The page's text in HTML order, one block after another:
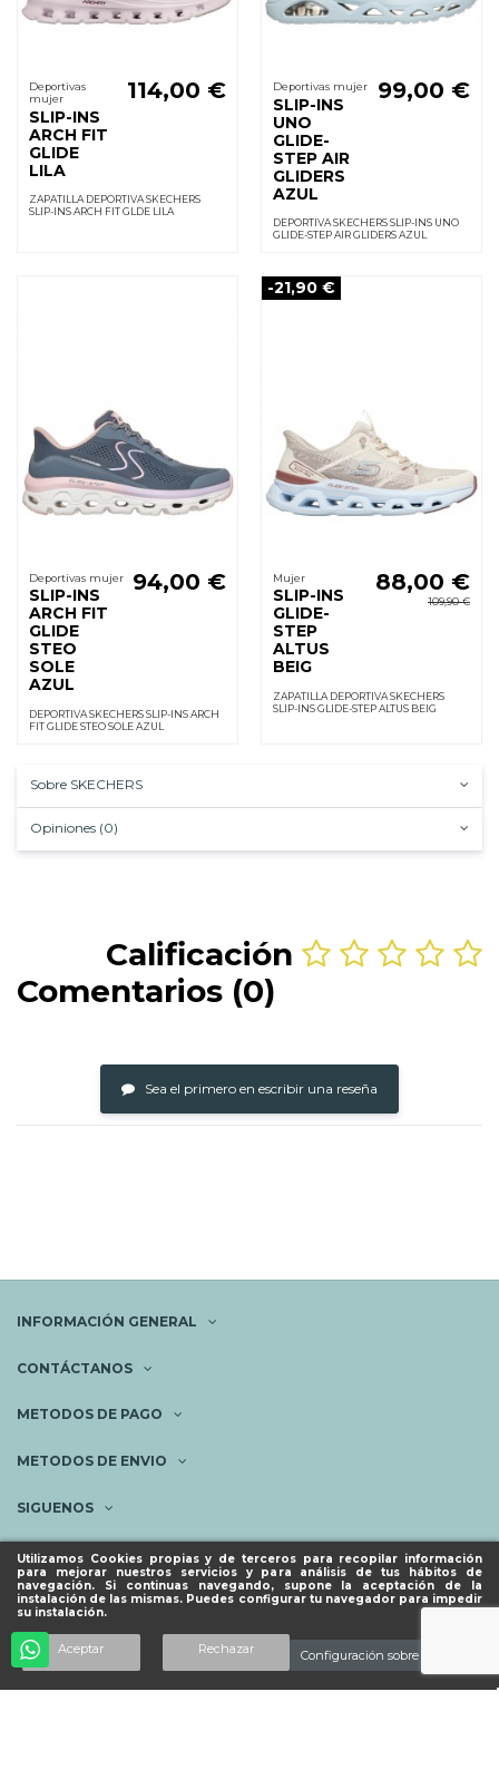
Utilizamos Cookies propias y de terceros para recopilar información
para mejorar nuestros servicios y para análisis de tus hábitos de
navegación. Si continuas navegando, supone la aceptación de la
instalación de las mismas. Puedes configurar tu navegador para impedir
su instalación.
Aceptar Rechazar Configuración sobre cookies
Añadir al carrito
Deportivas
mujer
SLIP-INS
ARCH FIT
GLIDE
LILA
114,00 €
ZAPATILLA DEPORTIVA SKECHERS
SLIP-INS ARCH FIT GLDE LILA
Deportivas mujer
SLIP-INS
UNO
GLIDE-
STEP AIR
GLIDERS
AZUL
99,00 €
DEPORTIVA SKECHERS SLIP-INS UNO
GLIDE-STEP AIR GLIDERS AZUL
Deportivas mujer
SLIP-INS
ARCH FIT
GLIDE
STEO
SOLE
AZUL
94,00 €
DEPORTIVA SKECHERS SLIP-INS ARCH
FIT GLIDE STEO SOLE AZUL
-21,90 €
Mujer
SLIP-INS
GLIDE-
STEP
ALTUS
BEIG
88,00 €
109,90 €
ZAPATILLA DEPORTIVA SKECHERS
SLIP-INS GLIDE-STEP ALTUS BEIG
Sobre SKECHERS
Opiniones (0)
Calificación
Comentarios (0)
Sea el primero en escribir una reseña
INFORMACIÓN GENERAL
CONTÁCTANOS
METODOS DE PAGO
METODOS DE ENVIO
SIGUENOS
NEWSLETTER